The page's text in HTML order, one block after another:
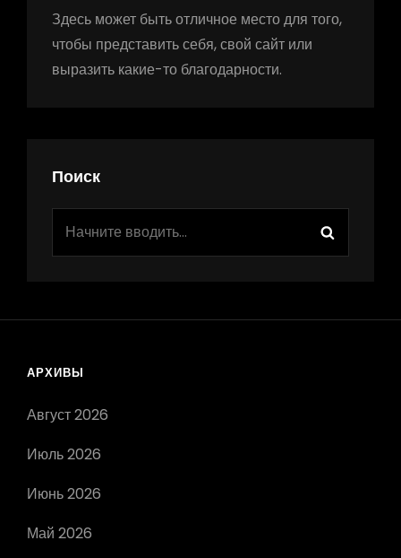
Здесь может быть отличное место для того,
чтобы представить себя, свой сайт или
выразить какие-то благодарности.
Поиск
АРХИВЫ
Август 2026
Июль 2026
Июнь 2026
Май 2026